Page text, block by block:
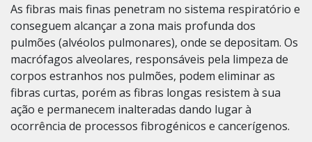
As fibras mais finas penetram no sistema respiratório e
conseguem alcançar a zona mais profunda dos
pulmões (alvéolos pulmonares), onde se depositam. Os
macrófagos alveolares, responsáveis pela limpeza de
corpos estranhos nos pulmões, podem eliminar as
fibras curtas, porém as fibras longas resistem à sua
ação e permanecem inalteradas dando lugar à
ocorrência de processos fibrogénicos e cancerígenos.